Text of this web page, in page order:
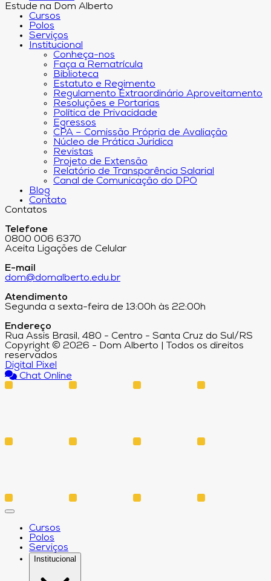
Estude na Dom Alberto
Cursos
Polos
Serviços
Institucional
Conheça-nos
Faça a Rematrícula
Biblioteca
Estatuto e Regimento
Regulamento Extraordinário Aproveitamento
Resoluções e Portarias
Política de Privacidade
Egressos
CPA – Comissão Própria de Avaliação
Núcleo de Prática Jurídica
Revistas
Projeto de Extensão
Relatório de Transparência Salarial
Canal de Comunicação do DPO
Blog
Contato
Contatos
Telefone
0800 006 6370
Aceita Ligações de Celular
E-mail
dom@domalberto.edu.br
Atendimento
Segunda a sexta-feira de 13:00h às 22:00h
Endereço
Rua Assis Brasil, 480 - Centro - Santa Cruz do Sul/RS
Copyright © 2026 - Dom Alberto | Todos os direitos
reservados
Digital Pixel
Chat Online
Cursos
Polos
Serviços
Institucional